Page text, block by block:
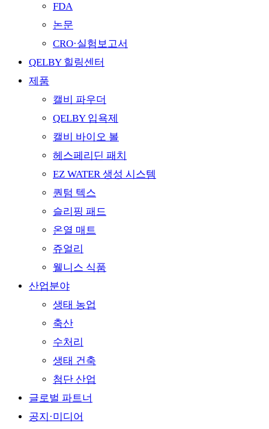
FDA
논문
CRO·실험보고서
QELBY 힐링센터
제품
캘비 파우더
QELBY 입욕제
캘비 바이오 볼
헤스페리딘 패치
EZ WATER 생성 시스템
퀀텀 텍스
슬리핑 패드
온열 매트
쥬얼리
웰니스 식품
산업분야
생태 농업
축산
수처리
생태 건축
첨단 산업
글로벌 파트너
공지·미디어